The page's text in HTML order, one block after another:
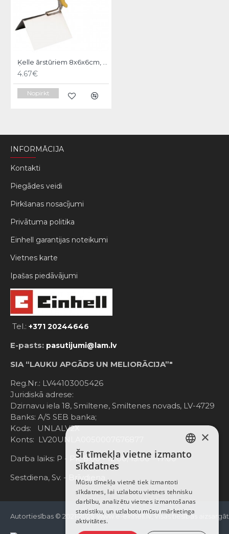
Ķelle ārstūriem 8x6x6cm, Hardy
4.67€
Nopirkt
INFORMĀCIJA
Kontakti
Piegādes veidi
Pirkšanas nosacījumi
Privātuma politika
Einhell garantijas noteikumi
Vietnes karte
Ipašas piedāvājumi
Tel.: +371 20244646
E-pasts: pasutijumi@lam.lv
SIA “LAUKU APGĀDS UN MELIORĀCIJA”"
Reg.Nr.: LV44103005426
Juridiskā adrese:
Dzirnavu iela 18, Smiltene, Smiltenes novads, LV-4729
Banks: A/S SEB banka;
Kods: UNLALV2X
Konts: LV20UNLA0050007676877
Darba laiks: P - Pk. 8:00 - 12:00; 13:00 - 17:00
Sestdiena, Sv. - Brīvdiena
Autortiesības © 2021-2025, www.e-einhell.lv, Visas tiesības
LATVIAN
ENGLISH
×
Šī tīmekļa vietne izmanto
sīkdatnes
Mūsu tīmekļa vietnē tiek izmantoti
sīkdatnes, lai uzlabotu vietnes tehnisku
darbību, analizētu vietnes izmantošanas
statistiku, un uzlabotu mūsu mārketinga
aktivitātes.